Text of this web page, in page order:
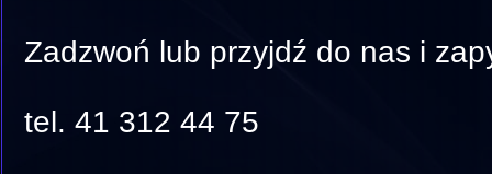
Zadzwoń lub przyjdź do nas i
tel. 41 312 44 75